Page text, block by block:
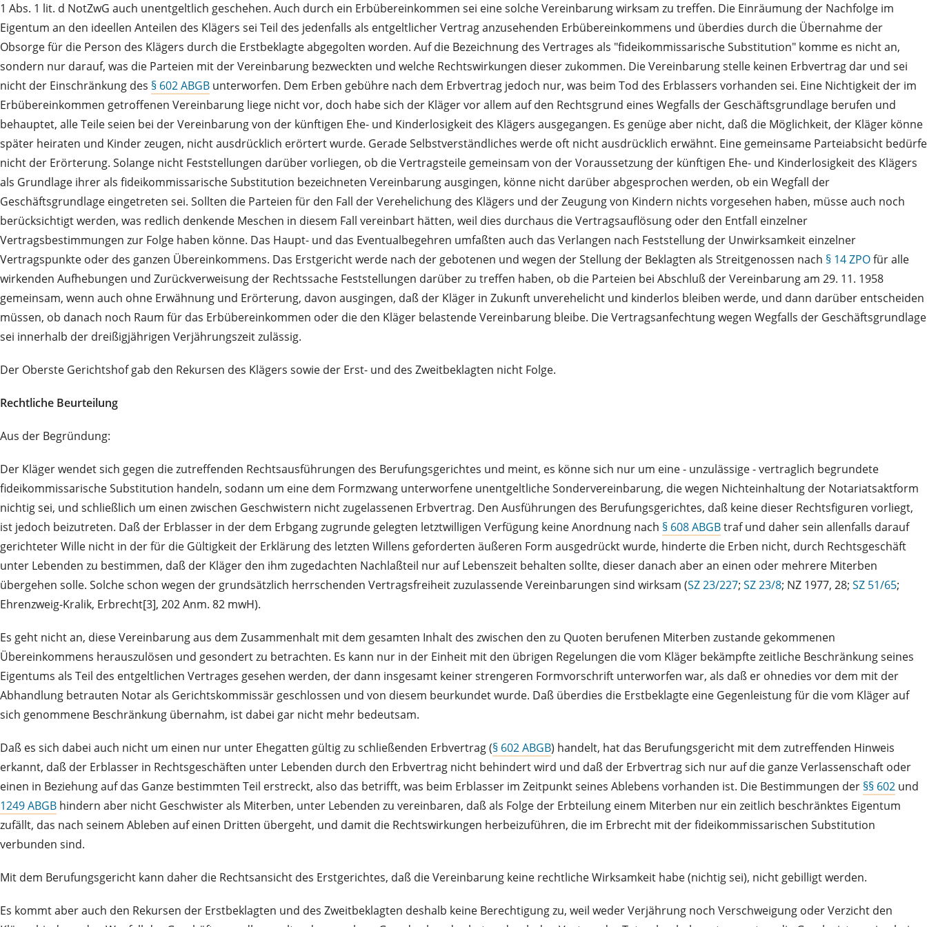
1 Abs. 1 lit. d NotZwG auch unentgeltlich geschehen. Auch durch ein Erbübereinkommen sei eine solche Vereinbarung wirksam zu treffen. Die Einräumung der Nachfolge im
Eigentum an den ideellen Anteilen des Klägers sei Teil des jedenfalls als entgeltlicher Vertrag anzusehenden Erbübereinkommens und überdies durch die Übernahme der
Obsorge für die Person des Klägers durch die Erstbeklagte abgegolten worden. Auf die Bezeichnung des Vertrages als "fideikommissarische Substitution" komme es nicht an,
sondern nur darauf, was die Parteien mit der Vereinbarung bezweckten und welche Rechtswirkungen dieser zukommen. Die Vereinbarung stelle keinen Erbvertrag dar und sei
nicht der Einschränkung des § 602 ABGB unterworfen. Dem Erben gebühre nach dem Erbvertrag jedoch nur, was beim Tod des Erblassers vorhanden sei. Eine Nichtigkeit der im
Erbübereinkommen getroffenen Vereinbarung liege nicht vor, doch habe sich der Kläger vor allem auf den Rechtsgrund eines Wegfalls der Geschäftsgrundlage berufen und
behauptet, alle Teile seien bei der Vereinbarung von der künftigen Ehe- und Kinderlosigkeit des Klägers ausgegangen. Es genüge aber nicht, daß die Möglichkeit, der Kläger könne
später heiraten und Kinder zeugen, nicht ausdrücklich erörtert wurde. Gerade Selbstverständliches werde oft nicht ausdrücklich erwähnt. Eine gemeinsame Parteiabsicht bedürfe
nicht der Erörterung. Solange nicht Feststellungen darüber vorliegen, ob die Vertragsteile gemeinsam von der Voraussetzung der künftigen Ehe- und Kinderlosigkeit des Klägers
als Grundlage ihrer als fideikommissarische Substitution bezeichneten Vereinbarung ausgingen, könne nicht darüber abgesprochen werden, ob ein Wegfall der
Geschäftsgrundlage eingetreten sei. Sollten die Parteien für den Fall der Verehelichung des Klägers und der Zeugung von Kindern nichts vorgesehen haben, müsse auch noch
berücksichtigt werden, was redlich denkende Meschen in diesem Fall vereinbart hätten, weil dies durchaus die Vertragsauflösung oder den Entfall einzelner
Vertragsbestimmungen zur Folge haben könne. Das Haupt- und das Eventualbegehren umfaßten auch das Verlangen nach Feststellung der Unwirksamkeit einzelner
Vertragspunkte oder des ganzen Übereinkommens. Das Erstgericht werde nach der gebotenen und wegen der Stellung der Beklagten als Streitgenossen nach § 14 ZPOfür alle
wirkenden Aufhebungen und Zurückverweisung der Rechtssache Feststellungen darüber zu treffen haben, ob die Parteien bei Abschluß der Vereinbarung am 29. 11. 1958
gemeinsam, wenn auch ohne Erwähnung und Erörterung, davon ausgingen, daß der Kläger in Zukunft unverehelicht und kinderlos bleiben werde, und dann darüber entscheiden
müssen, ob danach noch Raum für das Erbübereinkommen oder die den Kläger belastende Vereinbarung bleibe. Die Vertragsanfechtung wegen Wegfalls der Geschäftsgrundlage
sei innerhalb der dreißigjährigen Verjährungszeit zulässig.
Der Oberste Gerichtshof gab den Rekursen des Klägers sowie der Erst- und des Zweitbeklagten nicht Folge.
Rechtliche Beurteilung
Aus der Begründung:
Der Kläger wendet sich gegen die zutreffenden Rechtsausführungen des Berufungsgerichtes und meint, es könne sich nur um eine - unzulässige - vertraglich begrundete
fideikommissarische Substitution handeln, sodann um eine dem Formzwang unterworfene unentgeltliche Sondervereinbarung, die wegen Nichteinhaltung der Notariatsaktform
nichtig sei, und schließlich um einen zwischen Geschwistern nicht zugelassenen Erbvertrag. Den Ausführungen des Berufungsgerichtes, daß keine dieser Rechtsfiguren vorliegt,
ist jedoch beizutreten. Daß der Erblasser in der dem Erbgang zugrunde gelegten letztwilligen Verfügung keine Anordnung nach § 608 ABGBtraf und daher sein allenfalls darauf
gerichteter Wille nicht in der für die Gültigkeit der Erklärung des letzten Willens geforderten äußeren Form ausgedrückt wurde, hinderte die Erben nicht, durch Rechtsgeschäft
unter Lebenden zu bestimmen, daß der Kläger den ihm zugedachten Nachlaßteil nur auf Lebenszeit behalten sollte, dieser danach aber an einen oder mehrere Miterben
übergehen solle. Solche schon wegen der grundsätzlich herrschenden Vertragsfreiheit zuzulassende Vereinbarungen sind wirksam (SZ 23/227; SZ 23/8; NZ 1977, 28; SZ 51/65;
Ehrenzweig-Kralik, Erbrecht[3], 202 Anm. 82 mwH).
Es geht nicht an, diese Vereinbarung aus dem Zusammenhalt mit dem gesamten Inhalt des zwischen den zu Quoten berufenen Miterben zustande gekommenen
Übereinkommens herauszulösen und gesondert zu betrachten. Es kann nur in der Einheit mit den übrigen Regelungen die vom Kläger bekämpfte zeitliche Beschränkung seines
Eigentums als Teil des entgeltlichen Vertrages gesehen werden, der dann insgesamt keiner strengeren Formvorschrift unterworfen war, als daß er ohnedies vor dem mit der
Abhandlung betrauten Notar als Gerichtskommissär geschlossen und von diesem beurkundet wurde. Daß überdies die Erstbeklagte eine Gegenleistung für die vom Kläger auf
sich genommene Beschränkung übernahm, ist dabei gar nicht mehr bedeutsam.
Daß es sich dabei auch nicht um einen nur unter Ehegatten gültig zu schließenden Erbvertrag (§ 602 ABGB) handelt, hat das Berufungsgericht mit dem zutreffenden Hinweis
erkannt, daß der Erblasser in Rechtsgeschäften unter Lebenden durch den Erbvertrag nicht behindert wird und daß der Erbvertrag sich nur auf die ganze Verlassenschaft oder
einen in Beziehung auf das Ganze bestimmten Teil erstreckt, also das betrifft, was beim Erblasser im Zeitpunkt seines Ablebens vorhanden ist. Die Bestimmungen der §§ 602 und
1249 ABGB hindern aber nicht Geschwister als Miterben, unter Lebenden zu vereinbaren, daß als Folge der Erbteilung einem Miterben nur ein zeitlich beschränktes Eigentum
zufällt, das nach seinem Ableben auf einen Dritten übergeht, und damit die Rechtswirkungen herbeizuführen, die im Erbrecht mit der fideikommissarischen Substitution
verbunden sind.
Mit dem Berufungsgericht kann daher die Rechtsansicht des Erstgerichtes, daß die Vereinbarung keine rechtliche Wirksamkeit habe (nichtig sei), nicht gebilligt werden.
Es kommt aber auch den Rekursen der Erstbeklagten und des Zweitbeklagten deshalb keine Berechtigung zu, weil weder Verjährung noch Verschweigung oder Verzicht den